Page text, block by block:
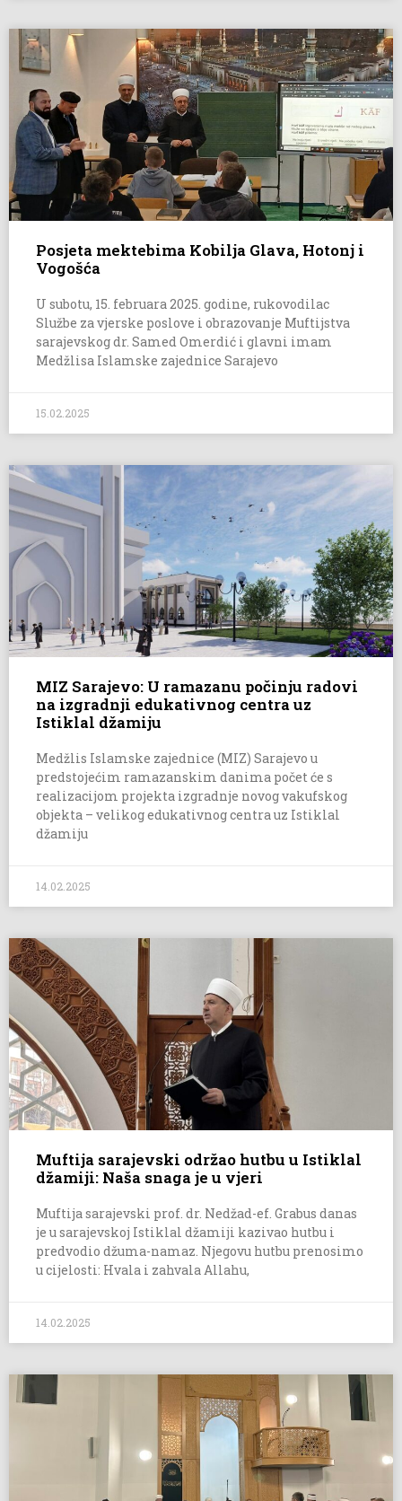
Posjeta mektebima Kobilja Glava, Hotonj i
Vogošća
U subotu, 15. februara 2025. godine, rukovodilac
Službe za vjerske poslove i obrazovanje Muftijstva
sarajevskog dr. Samed Omerdić i glavni imam
Medžlisa Islamske zajednice Sarajevo
15.02.2025
MIZ Sarajevo: U ramazanu počinju radovi
na izgradnji edukativnog centra uz
Istiklal džamiju
Medžlis Islamske zajednice (MIZ) Sarajevo u
predstojećim ramazanskim danima počet će s
realizacijom projekta izgradnje novog vakufskog
objekta – velikog edukativnog centra uz Istiklal
džamiju
14.02.2025
Muftija sarajevski održao hutbu u Istiklal
džamiji: Naša snaga je u vjeri
Muftija sarajevski prof. dr. Nedžad-ef. Grabus danas
je u sarajevskoj Istiklal džamiji kazivao hutbu i
predvodio džuma-namaz. Njegovu hutbu prenosimo
u cijelosti: Hvala i zahvala Allahu,
14.02.2025